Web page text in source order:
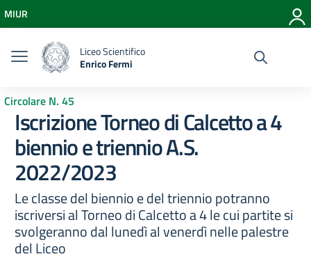
Vai al menu di navigazione
Vai al footer
MIUR
Liceo Scientifico
Enrico Fermi
Circolare N. 45
Iscrizione Torneo di Calcetto a 4
biennio e triennio A.S.
2022/2023
Le classe del biennio e del triennio potranno
iscriversi al Torneo di Calcetto a 4 le cui partite si
svolgeranno dal lunedì al venerdì nelle palestre
del Liceo